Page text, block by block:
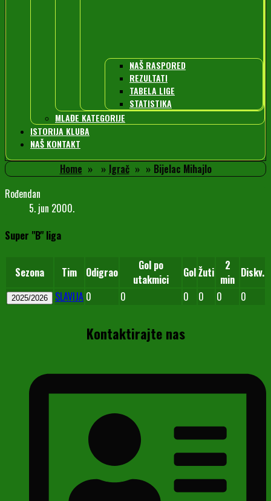
NAŠ RASPORED
REZULTATI
TABELA LIGE
STATISTIKA
MLAĐE KATEGORIJE
ISTORIJA KLUBA
NAŠ KONTAKT
Home Igrač
Bijelac Mihajlo
Rođendan
5. jun 2000.
Super "B" liga
Sezona Tim Odigrao
Gol po
utakmici
GolŽuti
2
min Diskv.
2025/2026 SLAVIJA 0 0 0 0 0 0
Kontaktirajte nas